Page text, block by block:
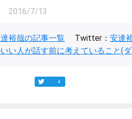
2016/7/13
裕哉の記事一覧 Twitter： 安達
い人が話す前に考えていること(
4